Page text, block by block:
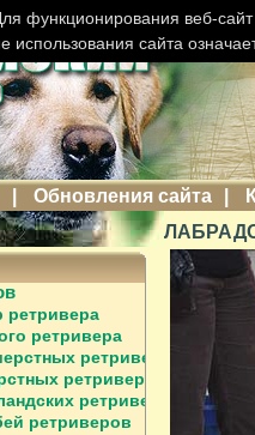
Обновления сайта
ретривера
ретривера
ретриверов
ретриверов
ретриверов
ретриверов
функционирования веб-
использования сайта